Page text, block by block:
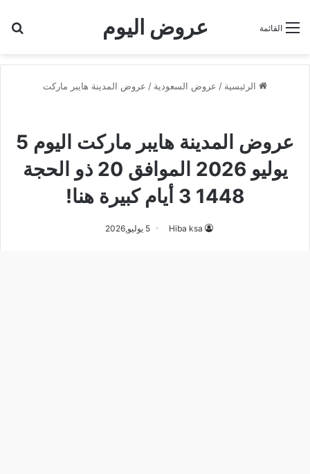
عروض اليوم القائمة
الرئيسية / عروض السعودية / عروض المدينة هايبر ماركت
عروض المدينة هايبر ماركت اليوم 5
يوليو 2026 الموافق 20 ذو الحجة
1448 3 أيام كبيرة هنا!
Hiba ksa 5 يوليو,2026